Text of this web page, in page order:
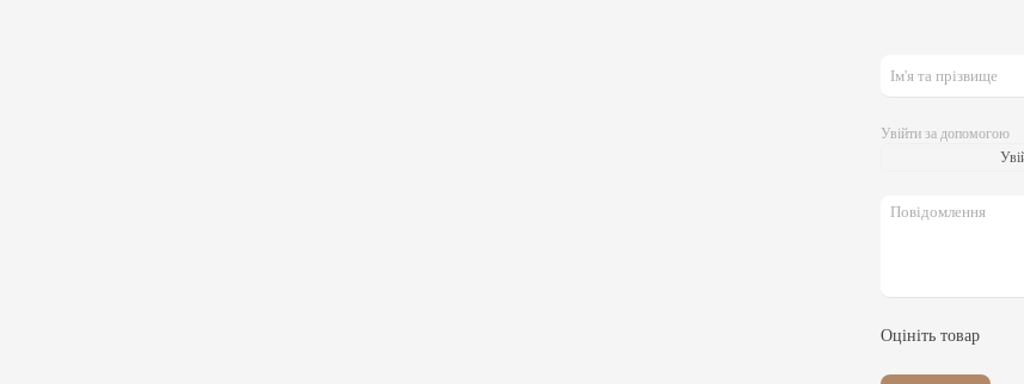
Увійти за допомогою
Оцініть товар